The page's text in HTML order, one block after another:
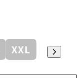
XXL